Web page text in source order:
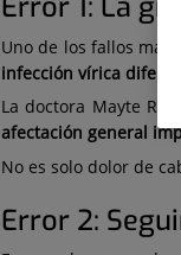
Uno de los fallos
infección vírica
La doctora Mayte
afectación general
No es solo dolor de
Error 2: